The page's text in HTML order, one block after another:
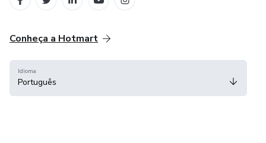
Conheça a Hotmart
Idioma
Português